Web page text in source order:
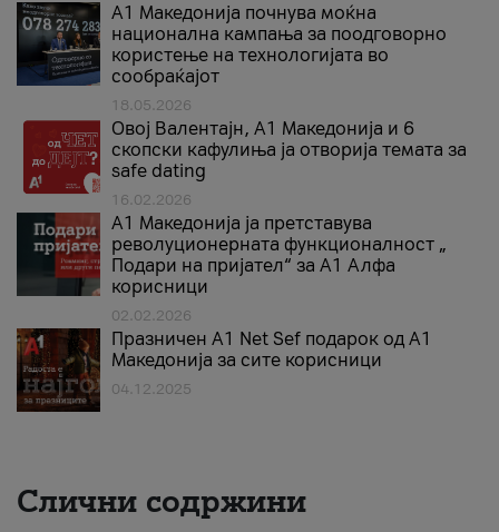
A1 Македонија почнува моќна
национална кампања за поодговорно
користење на технологијата во
сообраќајот
18.05.2026
Овој Валентајн, A1 Македонија и 6
скопски кафулиња ја отворија темата за
safe dating
16.02.2026
А1 Македонија ја претставува
револуционерната функционалност „
Подари на пријател“ за А1 Алфа
корисници
02.02.2026
Празничен A1 Net Sеf подарок од А1
Македонија за сите корисници
04.12.2025
Слични содржини